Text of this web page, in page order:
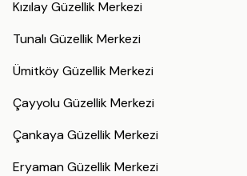
Kızılay Güzellik Merkezi
Tunalı Güzellik Merkezi
Ümitköy Güzellik Merkezi
Çayyolu Güzellik Merkezi
Çankaya Güzellik Merkezi
Eryaman Güzellik Merkezi